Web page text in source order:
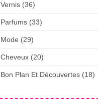
Vernis (36)
Parfums (33)
Mode (29)
Cheveux (20)
Bon Plan Et Découvertes (18)